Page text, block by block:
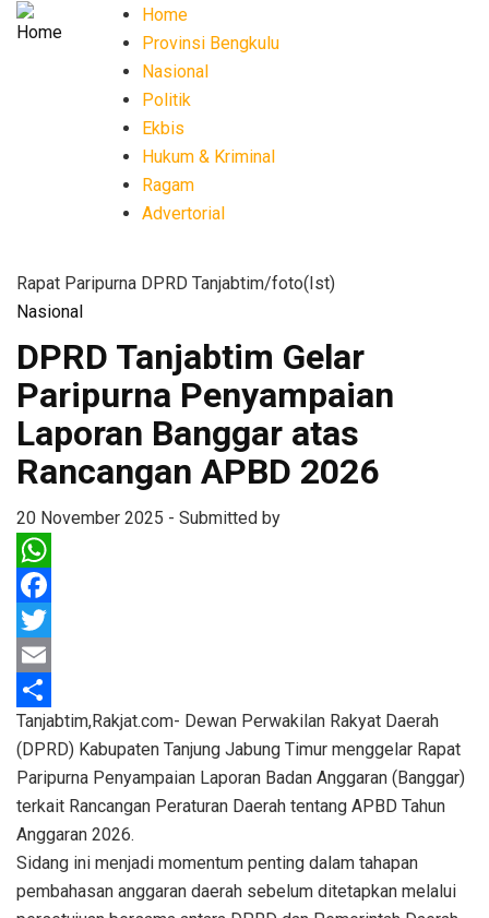
Skip
Main
navigation
Home
Provinsi Bengkulu
Nasional
Politik
Ekbis
Hukum & Kriminal
Ragam
Advertorial
Rapat Paripurna DPRD Tanjabtim/foto(Ist)
Nasional
DPRD Tanjabtim Gelar
Paripurna Penyampaian
Laporan Banggar atas
Rancangan APBD 2026
20 November 2025 - Submitted by
WhatsApp
Facebook
Twitter
Email
Share
Tanjabtim,Rakjat.com- Dewan Perwakilan Rakyat Daerah
(DPRD) Kabupaten Tanjung Jabung Timur menggelar Rapat
Paripurna Penyampaian Laporan Badan Anggaran (Banggar)
terkait Rancangan Peraturan Daerah tentang APBD Tahun
Anggaran 2026.
Sidang ini menjadi momentum penting dalam tahapan
pembahasan anggaran daerah sebelum ditetapkan melalui